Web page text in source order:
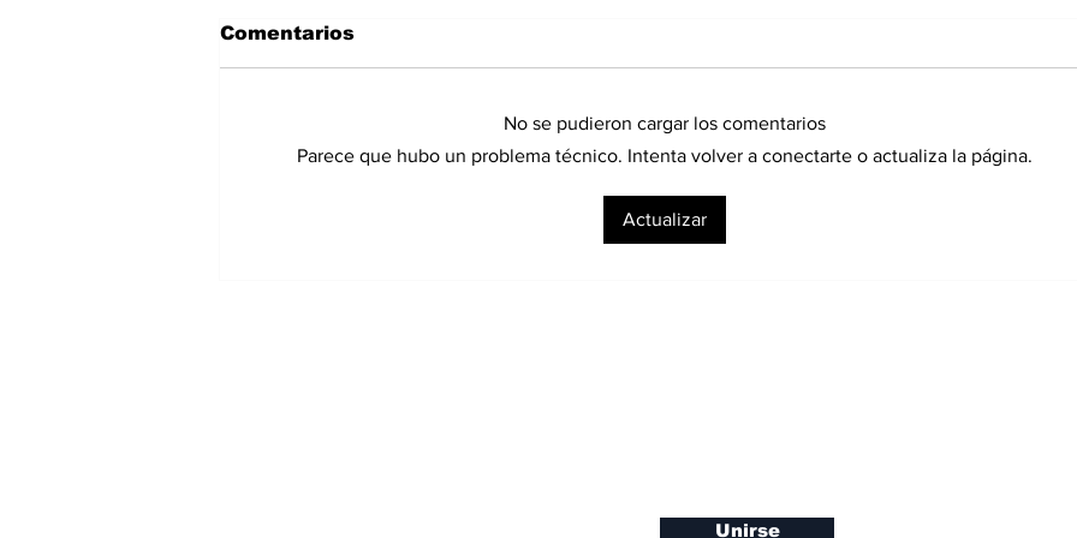
Panamá completa este
viernes el retorno de
Comentarios
No se pudieron cargar los comentarios
Parece que hubo un problema técnico. Intenta volver a conectarte o actualiza la página.
Actualizar
Unirse